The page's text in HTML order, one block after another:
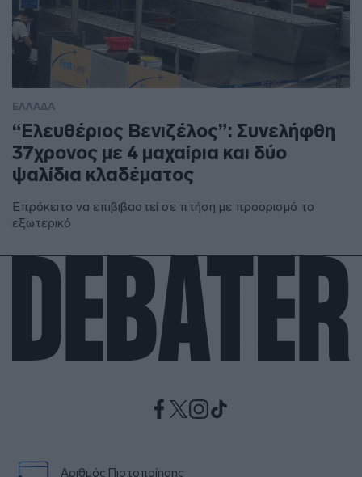
ΕΛΛΑΔΑ
“Ελευθέριος Βενιζέλος”: Συνελήφθη
37χρονος με 4 μαχαίρια και δύο
ψαλίδια κλαδέματος
Επρόκειτο να επιβιβαστεί σε πτήση με προορισμό το
εξωτερικό
Αριθμός Πιστοποίησης